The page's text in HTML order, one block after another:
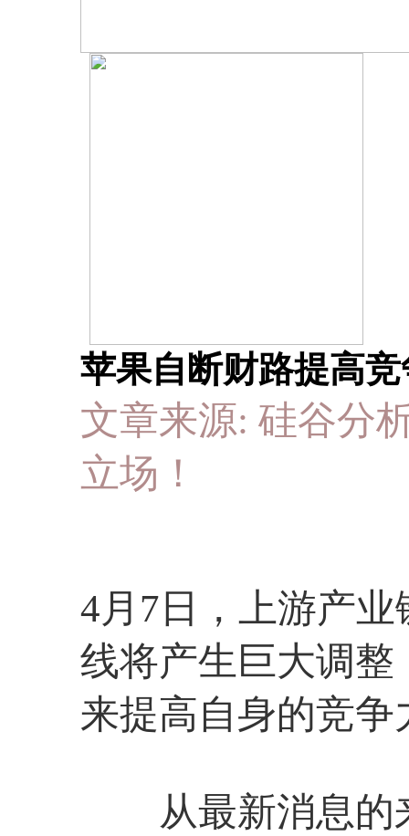
苹果自断财路提高
文章来源: 硅谷分
立场！
4月7日，上游产
线将产生巨大调整
来提高自身的竞争
从最新消息的来